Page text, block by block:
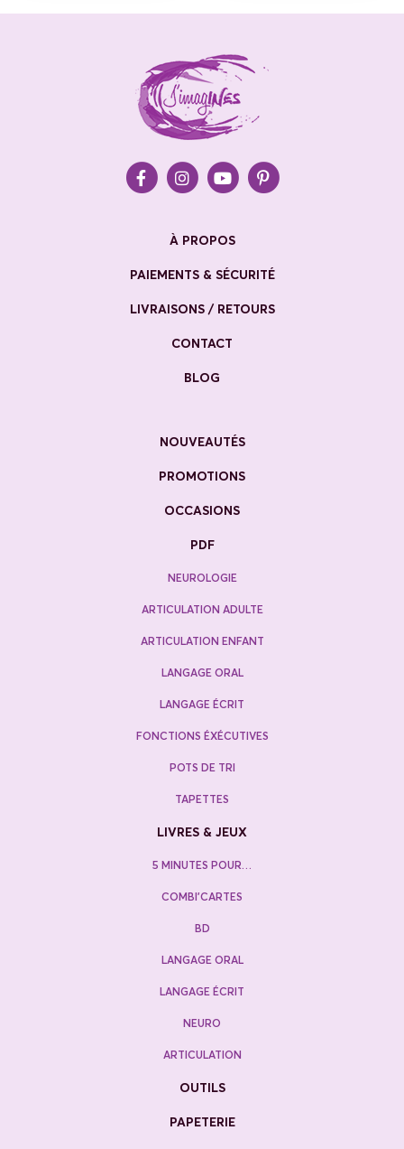
À PROPOS
PAIEMENTS & SÉCURITÉ
LIVRAISONS / RETOURS
CONTACT
BLOG
NOUVEAUTÉS
PROMOTIONS
OCCASIONS
PDF
NEUROLOGIE
ARTICULATION ADULTE
ARTICULATION ENFANT
LANGAGE ORAL
LANGAGE ÉCRIT
FONCTIONS ÉXÉCUTIVES
POTS DE TRI
TAPETTES
LIVRES & JEUX
5 MINUTES POUR…
COMBI’CARTES
BD
LANGAGE ORAL
LANGAGE ÉCRIT
NEURO
ARTICULATION
OUTILS
PAPETERIE